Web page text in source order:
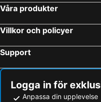
Våra produkter
Villkor och policyer
Support
Logga in för
Anpassa din upplevelse